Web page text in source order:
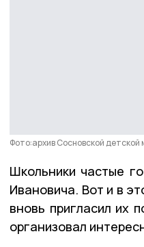
Фото:архив Сосновской
Школьники частые
Ивановича. Вот и в
вновь пригласил их
организовал